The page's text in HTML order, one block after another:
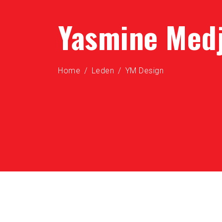
Yasmine
Home Leden YM Design